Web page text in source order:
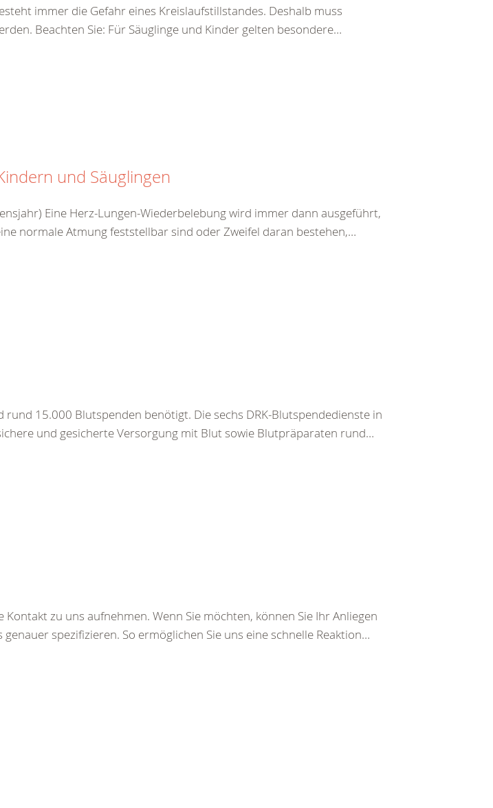
immer die Gefahr eines Kreislaufstillstandes. Deshalb muss
Beachten Sie: Für Säuglinge und Kinder gelten besondere…
und Säuglingen
Eine Herz-Lungen-Wiederbelebung wird immer dann ausgeführt,
normale Atmung feststellbar sind oder Zweifel daran bestehen,…
rund 15.000 Blutspenden benötigt. Die sechs DRK-Blutspendedienste in
und gesicherte Versorgung mit Blut sowie Blutpräparaten rund…
zu uns aufnehmen. Wenn Sie möchten, können Sie Ihr Anliegen
spezifizieren. So ermöglichen Sie uns eine schnelle Reaktion…